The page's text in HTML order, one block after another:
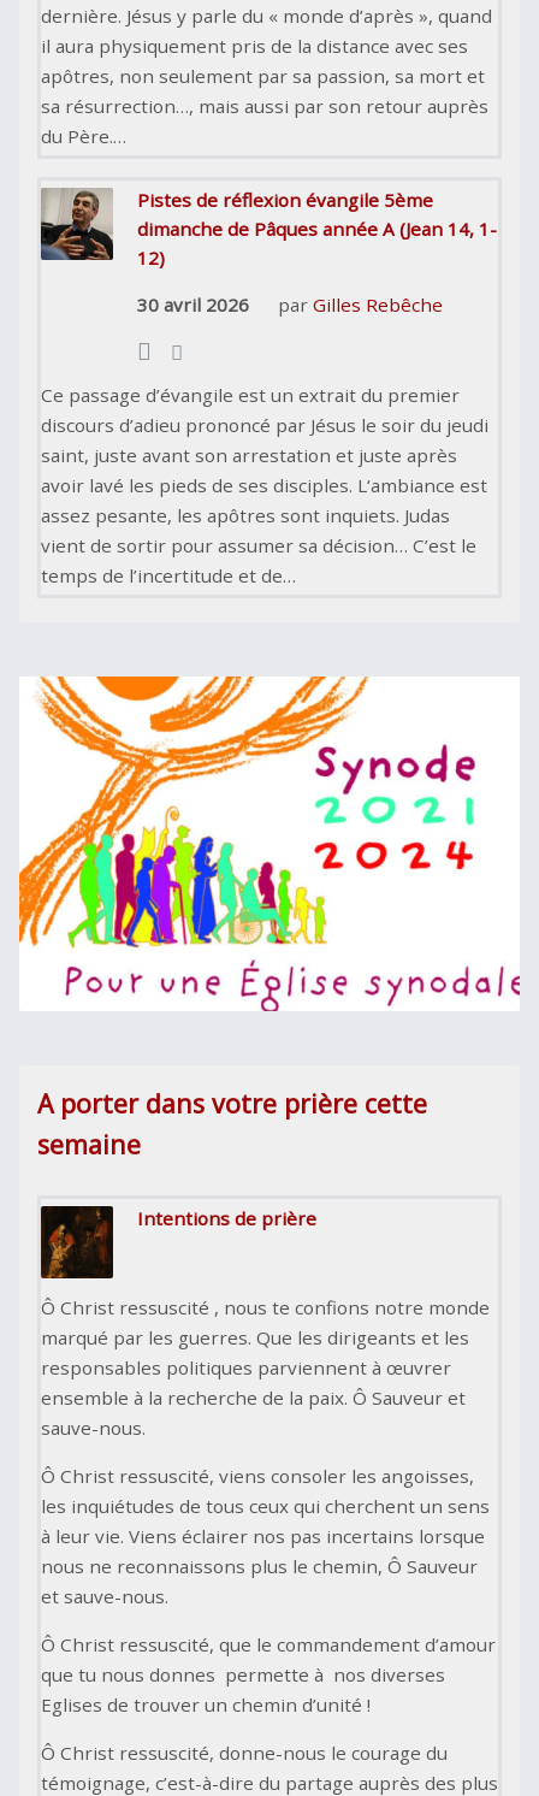
dernière. Jésus y parle du « monde d’après », quand
il aura physiquement pris de la distance avec ses
apôtres, non seulement par sa passion, sa mort et
sa résurrection…, mais aussi par son retour auprès
du Père.…
Pistes de réflexion évangile 5ème
dimanche de Pâques année A (Jean 14, 1-
12)
30 avril 2026
par Gilles Rebêche
Ce passage d’évangile est un extrait du premier
discours d’adieu prononcé par Jésus le soir du jeudi
saint, juste avant son arrestation et juste après
avoir lavé les pieds de ses disciples. L‘ambiance est
assez pesante, les apôtres sont inquiets. Judas
vient de sortir pour assumer sa décision… C’est le
temps de l’incertitude et de…
A porter dans votre prière cette
semaine
Intentions de prière
Ô Christ ressuscité , nous te confions notre monde
marqué par les guerres. Que les dirigeants et les
responsables politiques parviennent à œuvrer
ensemble à la recherche de la paix. Ô Sauveur et
sauve-nous.
Ô Christ ressuscité, viens consoler les angoisses,
les inquiétudes de tous ceux qui cherchent un sens
à leur vie. Viens éclairer nos pas incertains lorsque
nous ne reconnaissons plus le chemin, Ô Sauveur
et sauve-nous.
Ô Christ ressuscité, que le commandement d’amour
que tu nous donnes permette à nos diverses
Eglises de trouver un chemin d’unité !
Ô Christ ressuscité, donne-nous le courage du
témoignage, c’est-à-dire du partage auprès des plus